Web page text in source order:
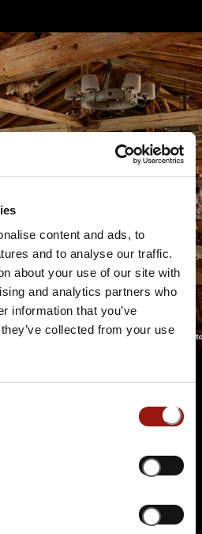
content and ads, to
and to analyse our traffic.
about your use of our site with
and analytics partners who
information that you’ve
collected from your use